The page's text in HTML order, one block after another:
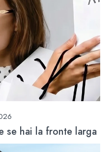
se hai la fronte larga